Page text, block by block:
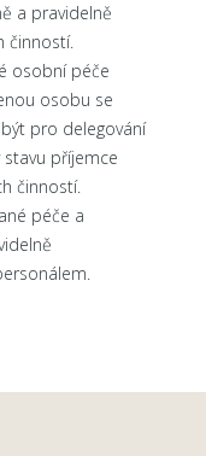
a pravidelně
činností.
osobní péče
osobu se
pro delegování
příjemce
činností.
péče a